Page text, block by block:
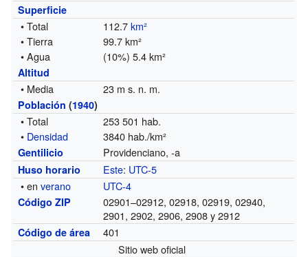
Superficie
• Total 112.7km²
• Tierra
99.7 km²
• Agua
(10%) 5.4 km²
Altitud
• Media 23 m s. n. m.
Población (1940)
• Total
253 501 hab.
• Densidad 3840 hab./km²
Gentilicio Providenciano, -a
Huso horario Este: UTC-5
• enverano UTC-4
Código ZIP
02901–02912, 02918, 02919, 02940,
2901, 2902, 2906, 2908 y 2912
Código de área
401
Sitio web oficial